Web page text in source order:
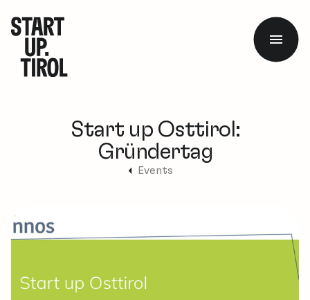
Start up Osttirol:
Gründertag
Events